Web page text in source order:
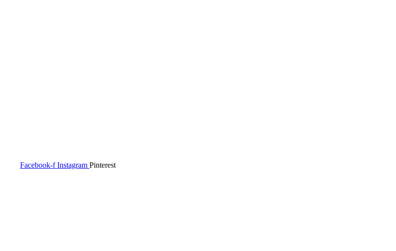
Facebook-f Instagram Pinterest